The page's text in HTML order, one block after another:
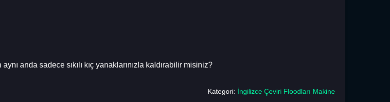
anda sadece sıkılı kıç yanaklarınızla kaldırabilir misiniz?
Kategori: İngilizce Çeviri Floodları Makine